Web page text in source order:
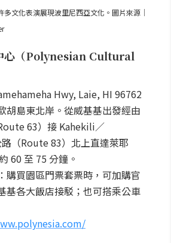
文化表演展現波里尼西亞文化。圖片來源｜
心（Polynesian Cultural
Hwy, Laie, HI 96762
胡島東北岸。從威基基出發經由
63）接 Kahekili／
（Route 83）北上直達萊耶
60 至 75 分鐘。
購買園區門票套票時，可加購官
基各大飯店接駁；也可搭乘公車